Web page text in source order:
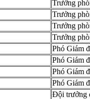
Trưởng
Trưởng
Trưởng
Trưởng
Phó Giám
Phó Giám
Phó Giám
Phó Giám
Đội trưởng